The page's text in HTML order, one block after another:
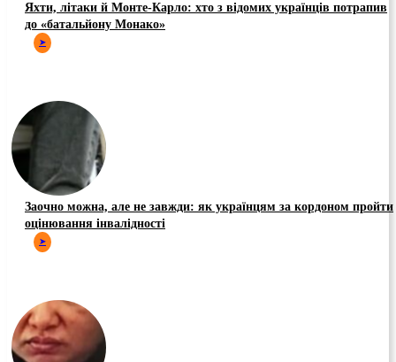
Яхти, літаки й Монте-Карло: хто з відомих українців потрапив
до «батальйону Монако»
➤
Заочно можна, але не завжди: як українцям за кордоном пройти
оцінювання інвалідності
➤